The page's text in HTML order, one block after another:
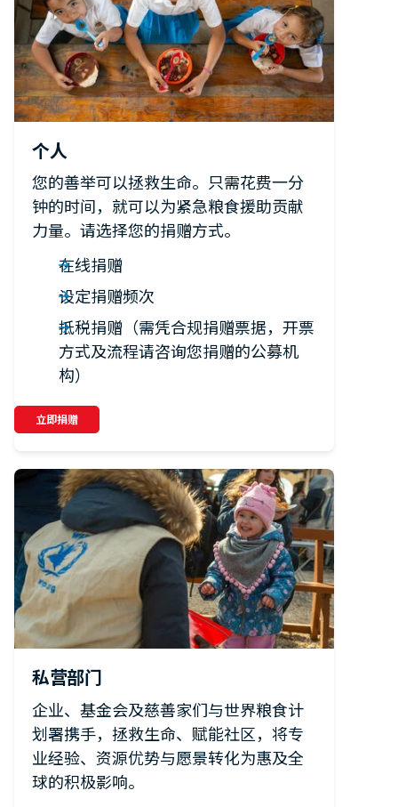
个人
您的善举可以拯救生命。只需花费一分
钟的时间，就可以为紧急粮食援助贡献
力量。请选择您的捐赠方式。
在线捐赠
设定捐赠频次
抵税捐赠（需凭合规捐赠票据，开票
方式及流程请咨询您捐赠的公募机
构）
立即捐赠
私营部门
企业、基金会及慈善家们与世界粮食计
划署携手，拯救生命、赋能社区，将专
业经验、资源优势与愿景转化为惠及全
球的积极影响。